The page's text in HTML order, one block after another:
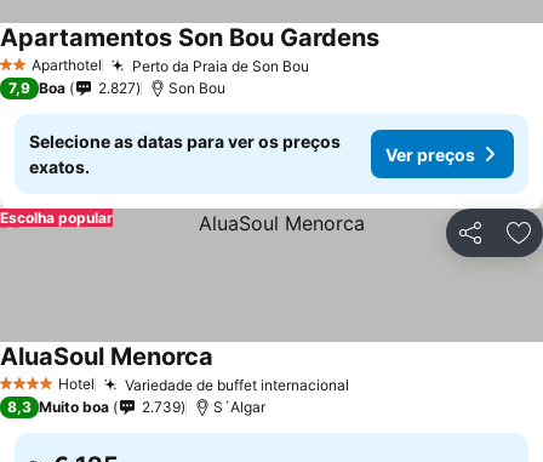
2 EstrelasAparthotel Perto da Praia de Son Bou
Apartamentos Son Bou Gardens
7,9 Boa 2.827 Son Bou
Selecione as datas para ver os preços
exatos.
Ver preços
Partilhar
Escolha popular
4 EstrelasHotel Variedade de buffet internacional
AluaSoul Menorca
8,3 Muito boa 2.739 S´Algar